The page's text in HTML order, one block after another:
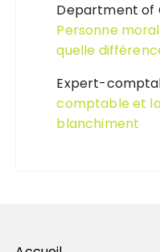
Department of
Personne
quelle
Expert-
comptable et
blanchiment